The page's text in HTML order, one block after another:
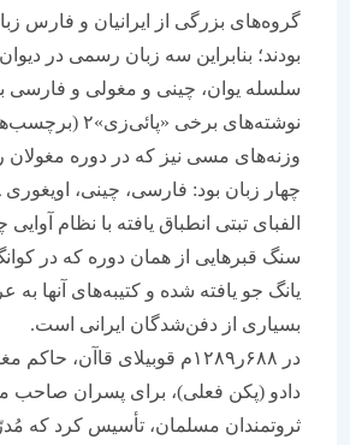
گروه‌های بزرگی از ایرانیان و فارس زبانان
بودند؛ بنابراین سه زبان رسمی در دیوان و
سلسله یوان، چینی و مغولی و فارسی بود.
نوشته‌های برخی «پائی‌زی»۲
وزنه‌های مسی نیز که در دوره مغولان رایج
چهار زبان بود: فارسی، چینی، اویغوری ـ
الفبای تبتی انطباق یافته با نظام آوایی چینی.
سنگ قبرهایی از همان دوره که در کوانگ‌جو،
یانگ‌ جو یافته شده و کتیبه‌های آنها به عربی
بسیاری از دفن‌شدگان ایرانی است.
در ۶۸۸ر۱۲۸۹م قوبیلای قاآن، حاکم
دادو (پکن فعلی)، برای پسران صاحب
ثروتمندان مسلمان، تأسیس کرد که مُدرّسی